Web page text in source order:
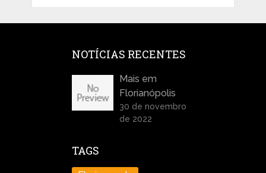
NOTÍCIAS RECENTES
Mais em
Florianópolis
30 de novembro
de 2022
TAGS